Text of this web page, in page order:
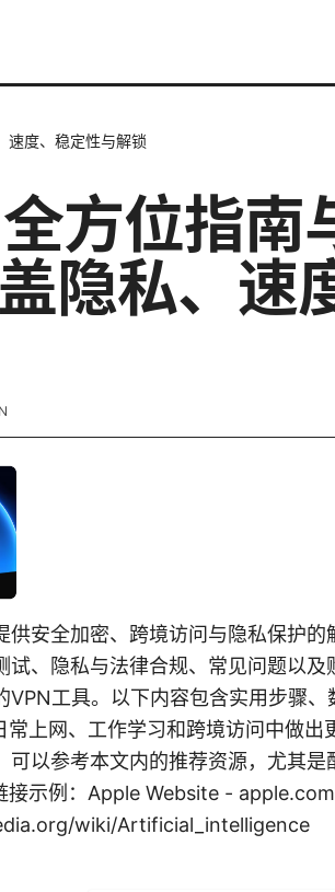
速度、稳定性与解锁
方位指南
隐私、速
安全加密、跨境访问与隐私保护的
、隐私与法律合规、常见问题以及
工具。以下内容包含实用步骤、
上网、工作学习和跨境访问中做出
以参考本文内的推荐资源，尤其是
接示例：Apple Website -
wiki/Artificial_intelligence